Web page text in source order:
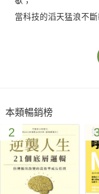
當科技的滔天猛浪不斷
還是落入多數人沒有
未來的職場面貌會變
自古以來，人們一直
學家卻對此抱持樂觀
補充人類勞動力的不
本類暢銷榜
2